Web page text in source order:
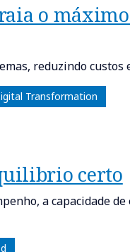
o máximo
reduzindo
Transformation
certo
a capacidade